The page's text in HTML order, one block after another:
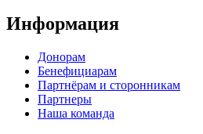
Информация
Донорам
Бенефициарам
Партнёрам и сторонникам
Партнеры
Наша команда